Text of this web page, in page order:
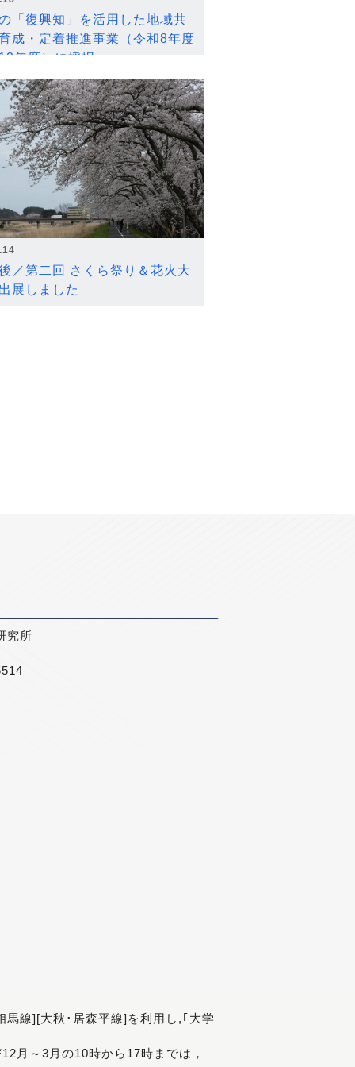
「復興知」を活用した地域共
成・定着推進事業（令和8年度
年度）に採択
／第二回 さくら祭り＆花火大
展しました
究所
線][大秋･居森平線]を利用し,｢大学
月～3月の10時から17時までは，